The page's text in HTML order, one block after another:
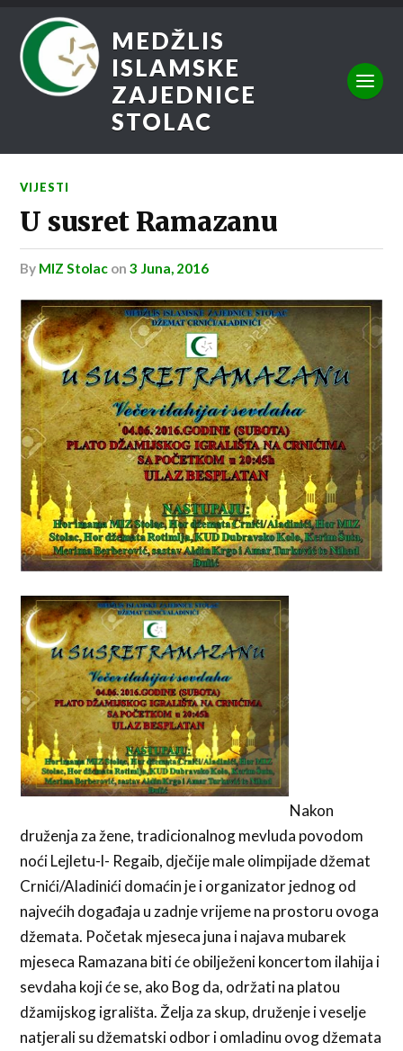
MEDŽLIS
ISLAMSKE
ZAJEDNICE
STOLAC
VIJESTI
U susret Ramazanu
by MIZ Stolac on3 Juna, 2016
Nakon
druženja za žene, tradicionalnog mevluda povodom
noći Lejletu-l- Regaib, dječije male olimpijade džemat
Crnići/Aladinići domaćin je i organizator jednog od
najvećih događaja u zadnje vrijeme na prostoru ovoga
džemata. Početak mjeseca juna i najava mubarek
mjeseca Ramazana biti će obilježeni koncertom ilahija i
sevdaha koji će se, ako Bog da, održati na platou
džamijskog igrališta. Želja za skup, druženje i veselje
natjerali su džematski odbor i omladinu ovog džemata